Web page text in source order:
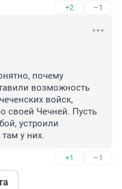
+2 –1
почему
возможность
войск,
своей Чечней. Пусть
устроили
у них.
+1 –1